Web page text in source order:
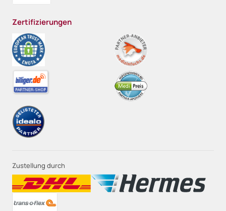
Zertifizierungen
Zustellung durch